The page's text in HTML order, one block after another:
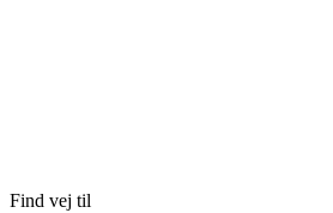
Find vej til